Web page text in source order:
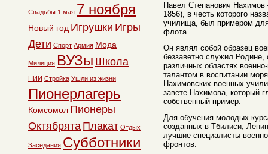
Павел Степанович
1856), в честь которого
училища, был примером
флота.
Он являл собой образец
беззаветно служил
различных областях
талантом в воспитании
Нахимовских военных
завете Нахимова, который
собственный пример.
Для обучения молодых
созданных в Тбилиси,
лучшие специалисты
фронтов.
Свадьбы 1 мая 7 ноября
Новый год Игрушки Игры
Дети Спорт Армия Мода
Милиция ВУЗы Школа
НИИ Стройка Ушли из жизни
Пионерлагерь
Комсомол Пионеры
Октябрята Плакат Отдых
Заседания Субботники